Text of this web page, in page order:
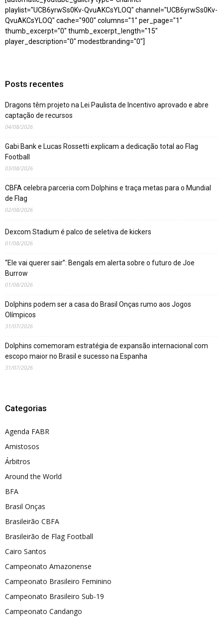
playlist="UCB6yrwSs0Kv-QvuAKCsYLOQ" channel="UCB6yrwSs0Kv-
QvuAKCsYLOQ" cache="900" columns="1" per_page="1"
thumb_excerpt="0" thumb_excerpt_length="15"
player_description="0" modestbranding="0"]
Posts recentes
Dragons têm projeto na Lei Paulista de Incentivo aprovado e abre
captação de recursos
04/08/2026
Gabi Bank e Lucas Rossetti explicam a dedicação total ao Flag
Football
03/08/2026
CBFA celebra parceria com Dolphins e traça metas para o Mundial
de Flag
02/08/2026
Dexcom Stadium é palco de seletiva de kickers
01/08/2026
“Ele vai querer sair”: Bengals em alerta sobre o futuro de Joe
Burrow
01/08/2026
Dolphins podem ser a casa do Brasil Onças rumo aos Jogos
Olímpicos
31/07/2026
Dolphins comemoram estratégia de expansão internacional com
escopo maior no Brasil e sucesso na Espanha
31/07/2026
Categorias
Agenda FABR
Amistosos
Árbitros
Around the World
BFA
Brasil Onças
Brasileirão CBFA
Brasileirão de Flag Football
Cairo Santos
Campeonato Amazonense
Campeonato Brasileiro Feminino
Campeonato Brasileiro Sub-19
Campeonato Candango